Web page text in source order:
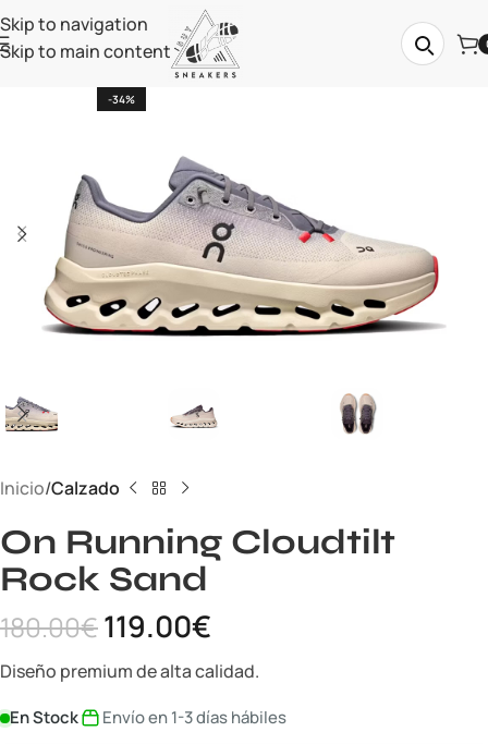
Skip to navigation
Skip to main content
-34%
Inicio Calzado
On Running Cloudtilt
Rock Sand
180.00€119.00€
Diseño premium de alta calidad.
En Stock Envío en 1-3 días hábiles